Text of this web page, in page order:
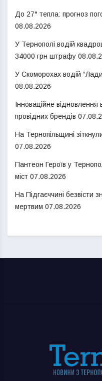
До 27° тепла: прогноз
08.08.2026
У Тернополі водій
34000 грн штрафу
У Скоморохах водій
08.08.2026
Інноваційне
провідних брендів
На Тернопільщині
07.08.2026
Пантеон Героїв у
міст 07.08.2026
На Підгаєччині безвісти
мертвим 07.08.2026